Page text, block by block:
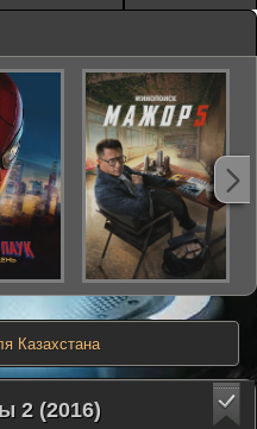
Казахстана
2 (2016)